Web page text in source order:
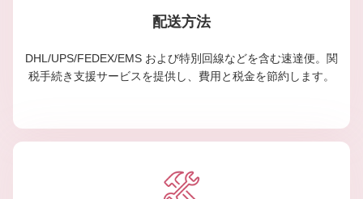
配送方法
DHL/UPS/FEDEX/EMS および特別回線などを含む速達便。関
税手続き支援サービスを提供し、費用と税金を節約します。